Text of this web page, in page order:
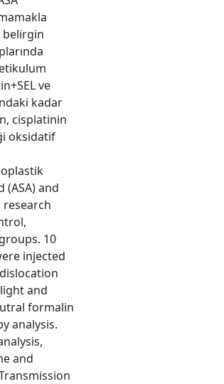
belirgin
ve
kadar
cisplatinin
oksidatif
and
10
injected
and
formalin
analysis.
and